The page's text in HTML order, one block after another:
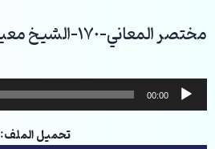
مختصر المعاني-170-الشيخ معين دقيق
مشغل
الصوت
00:00
تحميل الملف: